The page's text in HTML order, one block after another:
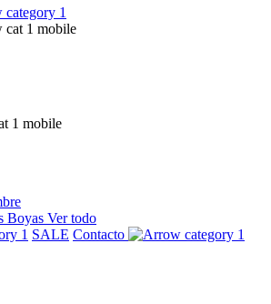
Boyas Ver todo
SALE Contacto